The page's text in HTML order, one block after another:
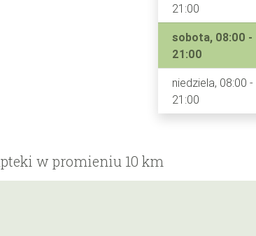
21:00
sobota, 08:00 -
21:00
niedziela, 08:00 -
21:00
w promieniu 10 km